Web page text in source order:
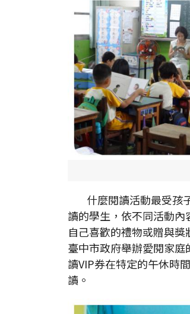
什麼閱讀活動最受孩
讀的學生，依不同活動
自己喜歡的禮物或贈與
臺中市政府舉辦愛閱家
讀VIP券在特定的午休時
讀。